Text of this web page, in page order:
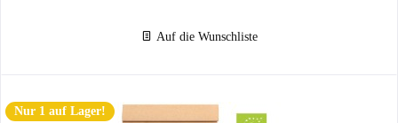
Auf die Wunschliste
Nur 1 auf Lager!